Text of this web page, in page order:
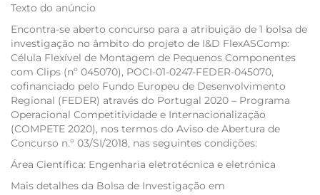
Texto do anúncio
Encontra-se aberto concurso para a atribuição de 1 bolsa de
investigação no âmbito do projeto de I&D FlexASComp:
Célula Flexível de Montagem de Pequenos Componentes
com Clips (nº 045070), POCI-01-0247-FEDER-045070,
cofinanciado pelo Fundo Europeu de Desenvolvimento
Regional (FEDER) através do Portugal 2020 – Programa
Operacional Competitividade e Internacionalização
(COMPETE 2020), nos termos do Aviso de Abertura de
Concurso n.º 03/SI/2018, nas seguintes condições:
Área Científica: Engenharia eletrotécnica e eletrónica
Mais detalhes da Bolsa de Investigação em